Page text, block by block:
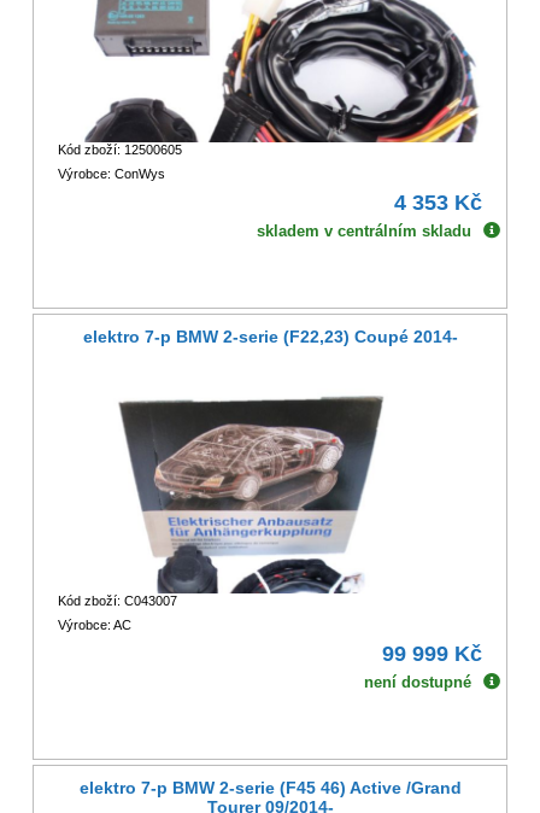
Kód zboží: 12500605
Výrobce: ConWys
4 353 Kč
skladem v centrálním skladu
elektro 7-p BMW 2-serie (F22,23) Coupé 2014-
Kód zboží: C043007
Výrobce: AC
99 999 Kč
není dostupné
elektro 7-p BMW 2-serie (F45 46) Active /Grand
Tourer 09/2014-